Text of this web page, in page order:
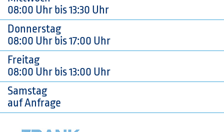
08:00 Uhr bis 13:30 Uhr
Donnerstag
08:00 Uhr bis 17:00 Uhr
Freitag
08:00 Uhr bis 13:00 Uhr
Samstag
auf Anfrage